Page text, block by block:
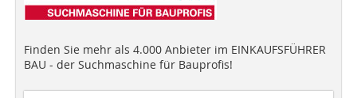
Finden Sie mehr als 4.000 Anbieter im EINKAUFSFÜHRER
BAU - der Suchmaschine für Bauprofis!